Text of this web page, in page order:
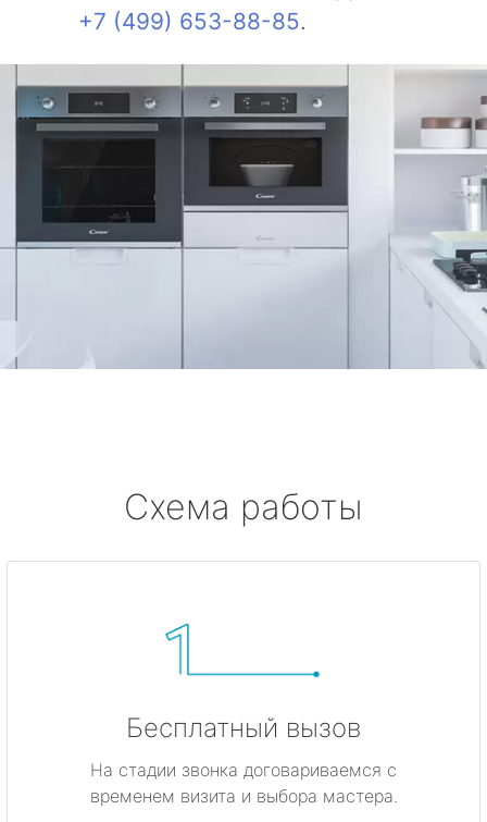
+7 (499) 653-88-85.
Схема работы
Бесплатный вызов
На стадии звонка договариваемся с
временем визита и выбора мастера.